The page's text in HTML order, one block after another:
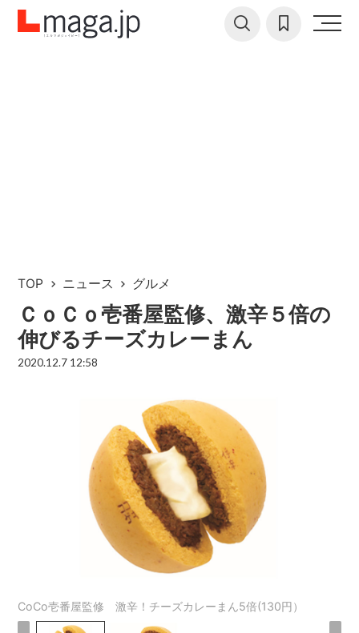
TOP ニュース グルメ
ＣｏＣｏ壱番屋監修、激辛５倍の
伸びるチーズカレーまん
2020.12.7 12:58
CoCo壱番屋監修 激辛！チーズカレーまん5倍(130円）